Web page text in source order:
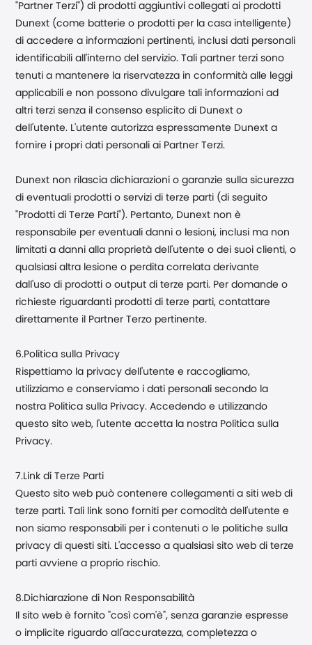
"Partner Terzi") di prodotti aggiuntivi collegati ai prodotti
Dunext (come batterie o prodotti per la casa intelligente)
di accedere a informazioni pertinenti, inclusi dati personali
identificabili all'interno del servizio. Tali partner terzi sono
tenuti a mantenere la riservatezza in conformità alle leggi
applicabili e non possono divulgare tali informazioni ad
altri terzi senza il consenso esplicito di Dunext o
dell'utente. L'utente autorizza espressamente Dunext a
fornire i propri dati personali ai Partner Terzi.
Dunext non rilascia dichiarazioni o garanzie sulla sicurezza
di eventuali prodotti o servizi di terze parti (di seguito
"Prodotti di Terze Parti"). Pertanto, Dunext non è
responsabile per eventuali danni o lesioni, inclusi ma non
limitati a danni alla proprietà dell'utente o dei suoi clienti, o
qualsiasi altra lesione o perdita correlata derivante
dall'uso di prodotti o output di terze parti. Per domande o
richieste riguardanti prodotti di terze parti, contattare
direttamente il Partner Terzo pertinente.
6.Politica sulla Privacy
Rispettiamo la privacy dell'utente e raccogliamo,
utilizziamo e conserviamo i dati personali secondo la
nostra Politica sulla Privacy. Accedendo e utilizzando
questo sito web, l'utente accetta la nostra Politica sulla
Privacy.
7.Link di Terze Parti
Questo sito web può contenere collegamenti a siti web di
terze parti. Tali link sono forniti per comodità dell'utente e
non siamo responsabili per i contenuti o le politiche sulla
privacy di questi siti. L'accesso a qualsiasi sito web di terze
parti avviene a proprio rischio.
8.Dichiarazione di Non Responsabilità
Il sito web è fornito "così com'è", senza garanzie espresse
o implicite riguardo all'accuratezza, completezza o